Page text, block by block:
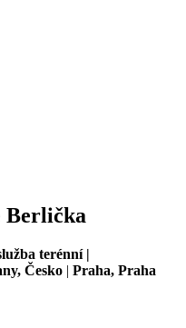
Berlička
terénní |
Česko | Praha, Praha